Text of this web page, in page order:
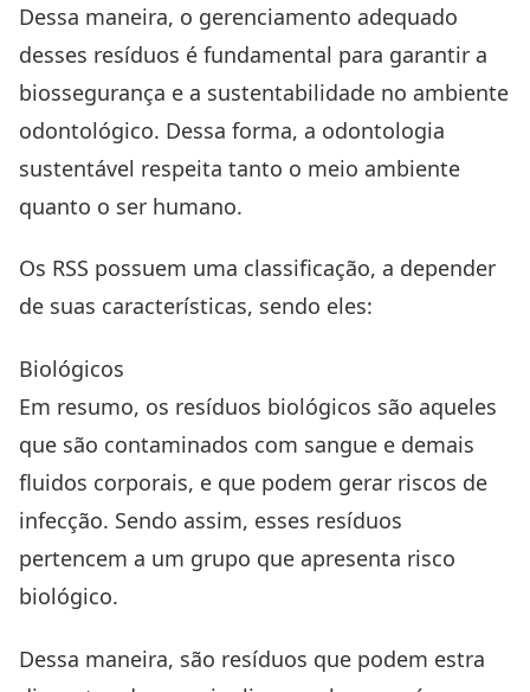
Dessa maneira, o gerenciamento adequado
desses resíduos é fundamental para garantir a
biossegurança e a sustentabilidade no ambiente
odontológico. Dessa forma, a odontologia
sustentável respeita tanto o meio ambiente
quanto o ser humano.
Os RSS possuem uma classificação, a depender
de suas características, sendo eles:
Biológicos
Em resumo, os resíduos biológicos são aqueles
que são contaminados com sangue e demais
fluidos corporais, e que podem gerar riscos de
infecção. Sendo assim, esses resíduos
pertencem a um grupo que apresenta risco
biológico.
Dessa maneira, são resíduos que podem estra